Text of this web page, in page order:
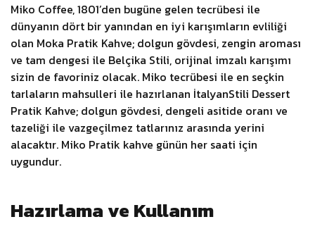
Miko Coffee, 1801’den bugüne gelen tecrübesi ile
dünyanın dört bir yanından en iyi karışımların evliliği
olan Moka Pratik Kahve; dolgun gövdesi, zengin aroması
ve tam dengesi ile Belçika Stili, orijinal imzalı karışımı
sizin de favoriniz olacak. Miko tecrübesi ile en seçkin
tarlaların mahsulleri ile hazırlanan İtalyanStili Dessert
Pratik Kahve; dolgun gövdesi, dengeli asitide oranı ve
tazeliği ile vazgeçilmez tatlarınız arasında yerini
alacaktır. Miko Pratik kahve günün her saati için
uygundur.
Hazırlama ve Kullanım